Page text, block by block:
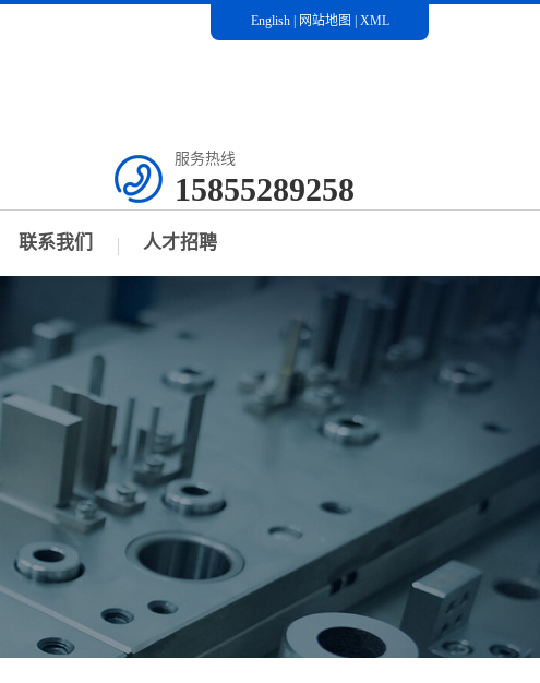
English| 网站地图 XML
服务热线
15855289258
联系我们 人才招聘